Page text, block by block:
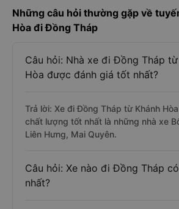
Những câu hỏi thường gặp về
Hòa đi Đồng Tháp
Câu hỏi: Nhà xe đi Đồng Tháp từ
Hòa được đánh giá tốt nhất?
Trả lời: Xe đi Đồng Tháp từ Khánh
chất lượng tốt nhất là những nhà xe
Liên Hưng, Mai Quyên.
Câu hỏi: Xe nào đi Đồng Tháp
nhất?